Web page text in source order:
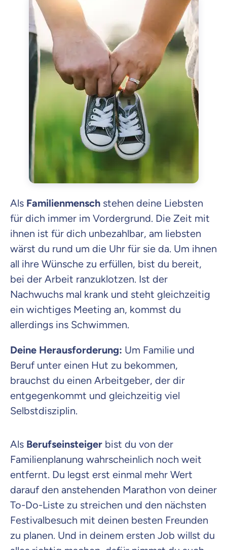
Als Familienmensch stehen deine Liebsten
für dich immer im Vordergrund. Die Zeit mit
ihnen ist für dich unbezahlbar, am liebsten
wärst du rund um die Uhr für sie da. Um ihnen
all ihre Wünsche zu erfüllen, bist du bereit,
bei der Arbeit ranzuklotzen. Ist der
Nachwuchs mal krank und steht gleichzeitig
ein wichtiges Meeting an, kommst du
allerdings ins Schwimmen.
Deine Herausforderung: Um Familie und
Beruf unter einen Hut zu bekommen,
brauchst du einen Arbeitgeber, der dir
entgegenkommt und gleichzeitig viel
Selbstdisziplin.
Als Berufseinsteiger bist du von der
Familienplanung wahrscheinlich noch weit
entfernt. Du legst erst einmal mehr Wert
darauf den anstehenden Marathon von deiner
To-Do-Liste zu streichen und den nächsten
Festivalbesuch mit deinen besten Freunden
zu planen. Und in deinem ersten Job willst du